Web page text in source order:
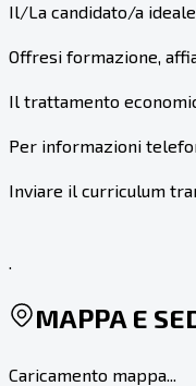
Il/La candidato/a
Offresi formazione,
Il trattamento
Per informazioni
Inviare il curriculum
.
MAPPA E
Caricamento mappa...